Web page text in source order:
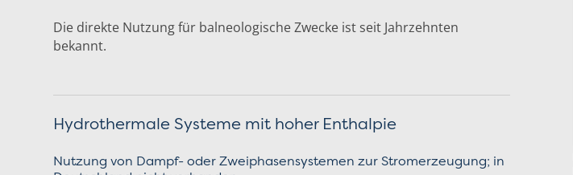
Die direkte Nutzung für balneologische Zwecke ist seit Jahrzehnten
bekannt.
Hydrothermale Systeme mit hoher Enthalpie
Nutzung von Dampf- oder Zweiphasensystemen zur Stromerzeugung; in